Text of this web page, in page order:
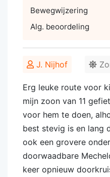
Bewegwijzering
Alg. beoordeling
J. Nijhof
Erg leuke route voor
mijn zoon van 11
voor hem te doen,
best stevig is en lang
ook een grovere
doorwaadbare
keer opnieuw